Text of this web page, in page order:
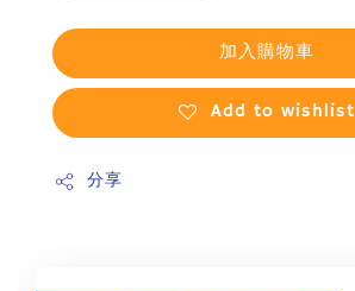
加入購物車
Add to wishlist
分享